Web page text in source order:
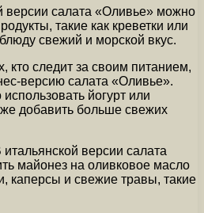
версии салата «Оливье» можно
такие как креветки или
свежий и морской вкус.
кто следит за своим питанием,
версию салата «Оливье».
йогурт или
добавить больше свежих
итальянской версии салата
майонез на оливковое масло
каперсы и свежие травы, такие